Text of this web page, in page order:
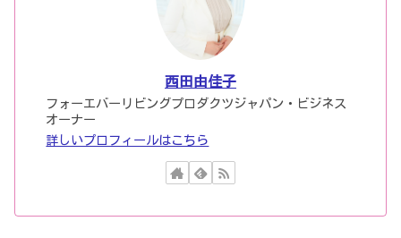
西田由佳子
フォーエバーリビングプロダクツジャパン・ビジネス
オーナー
詳しいプロフィールはこちら